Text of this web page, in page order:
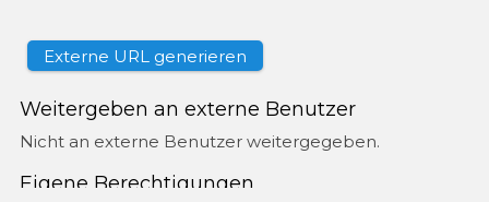
Weitergeben an externe Benutzer
Nicht an externe Benutzer weitergegeben.
Eigene Berechtigungen